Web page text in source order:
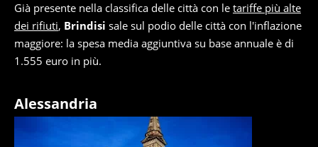
Già presente nella classifica delle città con le tariffe più alte
dei rifiuti, Brindisi sale sul podio delle città con l'inflazione
maggiore: la spesa media aggiuntiva su base annuale è di
1.555 euro in più.
Alessandria